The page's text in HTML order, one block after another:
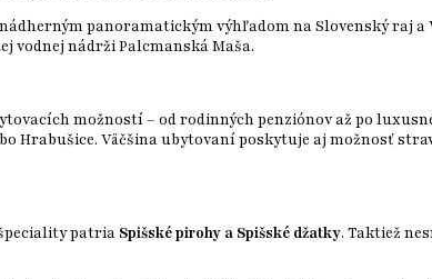
panoramatickým výhľadom na Slovenský raj a
vodnej nádrži Palcmanská Maša.
možností – od rodinných penziónov až po
Hrabušice. Väčšina ubytovaní poskytuje aj možnosť
patria Spišské pirohy a Spišské džatky. Taktiež